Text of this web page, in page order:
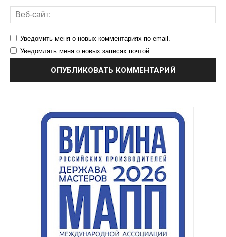
Уведомить меня о новых комментариях по email.
Уведомлять меня о новых записях почтой.